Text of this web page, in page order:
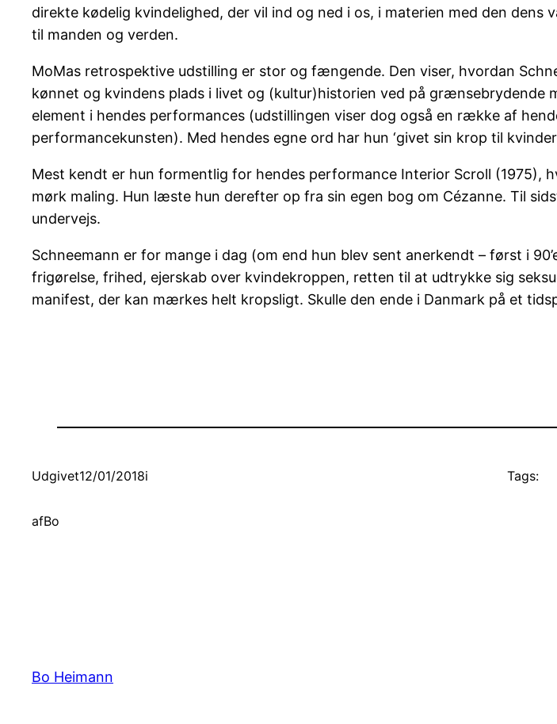
direkte kødelig kvindelighed, der vil ind og ned i os, i materien med den
til manden og verden.
MoMas retrospektive udstilling er stor og fængende. Den viser, hvordan
kønnet og kvindens plads i livet og (kultur)historien ved på grænsebrydende
element i hendes performances (udstillingen viser dog også en række af
performancekunsten). Med hendes egne ord har hun ‘givet sin krop til
Mest kendt er hun formentlig for hendes performance Interior Scroll (1975),
mørk maling. Hun læste hun derefter op fra sin egen bog om Cézanne. Til
undervejs.
Schneemann er for mange i dag (om end hun blev sent anerkendt – først i
frigørelse, frihed, ejerskab over kvindekroppen, retten til at udtrykke sig
manifest, der kan mærkes helt kropsligt. Skulle den ende i Danmark på et
Udgivet12/01/2018i
afBo
Tags:
Bo Heimann